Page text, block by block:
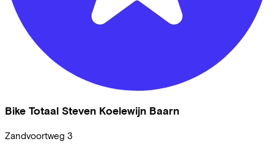
Bike Totaal Steven Koelewijn Baarn
Zandvoortweg 3